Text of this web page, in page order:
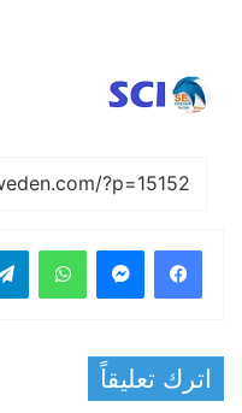
فيسبوك واتساب
اترك تعليقاً